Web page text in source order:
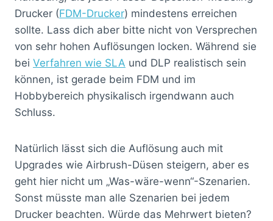
Drucker (FDM-Drucker) mindestens erreichen
sollte. Lass dich aber bitte nicht von Versprechen
von sehr hohen Auflösungen locken. Während sie
bei Verfahren wie SLA und DLP realistisch sein
können, ist gerade beim FDM und im
Hobbybereich physikalisch irgendwann auch
Schluss.
Natürlich lässt sich die Auflösung auch mit
Upgrades wie Airbrush-Düsen steigern, aber es
geht hier nicht um „Was-wäre-wenn“-Szenarien.
Sonst müsste man alle Szenarien bei jedem
Drucker beachten. Würde das Mehrwert bieten?